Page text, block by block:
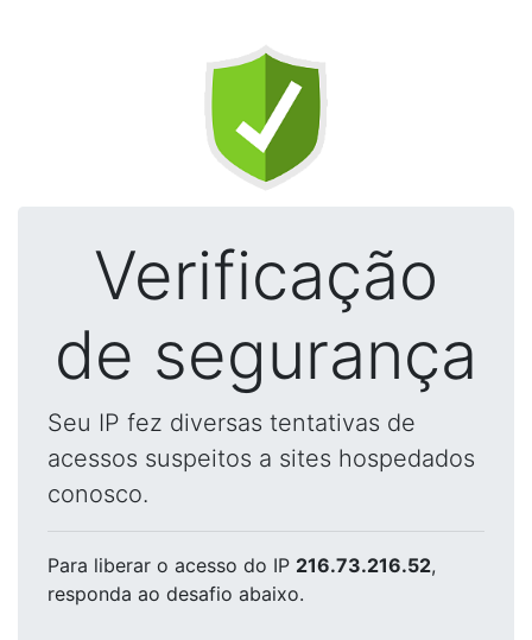
Verificação
de segurança
Seu IP fez diversas tentativas de
acessos suspeitos a sites hospedados
conosco.
Para liberar o acesso do IP 216.73.216.52,
responda ao desafio abaixo.